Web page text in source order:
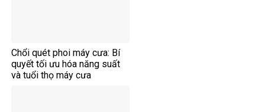
Chổi quét phoi máy cưa: Bí
quyết tối ưu hóa năng suất
và tuổi thọ máy cưa